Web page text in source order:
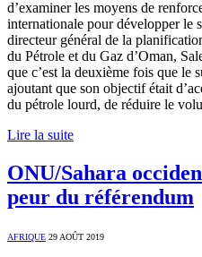
d’examiner les moyens de
internationale pour développer le
directeur général de la
du Pétrole et du Gaz d’Oman,
que c’est la deuxième fois que le
ajoutant que son objectif était
du pétrole lourd, de réduire le
Lire la suite
ONU/Sahara
peur du référendum
AFRIQUE 29 AOÛT 2019